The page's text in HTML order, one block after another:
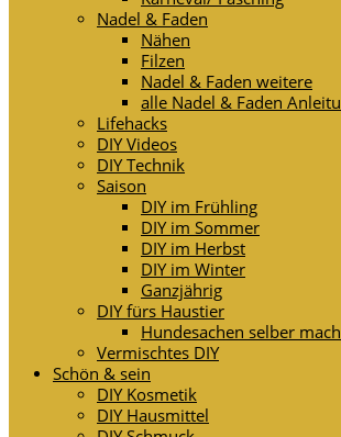
Nadel & Faden
Nähen
Filzen
Nadel & Faden weitere
alle Nadel & Faden
Lifehacks
DIY Videos
DIY Technik
Saison
DIY im Frühling
DIY im Sommer
DIY im Herbst
DIY im Winter
Ganzjährig
DIY fürs Haustier
Hundesachen selber
Vermischtes DIY
Schön & sein
DIY Kosmetik
DIY Hausmittel